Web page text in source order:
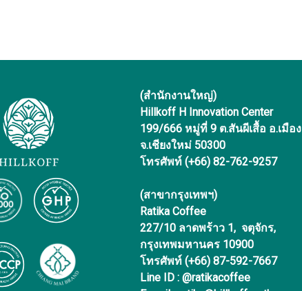
(สำนักงานใหญ่)
Hillkoff H Innovation Center
199/666 หมู่ที่ 9 ต.สันผีเสื้อ อ.เมือง
จ.เชียงใหม่ 50300
โทรศัพท์ (+66) 82-762-9257
(สาขากรุงเทพฯ)
Ratika Coffee
227/10 ลาดพร้าว 1, จตุจักร,
กรุงเทพมหานคร 10900
โทรศัพท์ (+66) 87-592-7667
Line ID : @ratikacoffee